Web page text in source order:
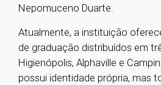
Nepomuceno Duarte.
Atualmente, a instituição
de graduação distribuídos em
Higienópolis, Alphaville e
possui identidade própria, mas